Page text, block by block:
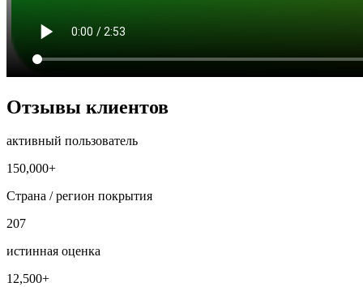
Отзывы клиентов
активный пользователь
150,000+
Страна / регион покрытия
207
истинная оценка
12,500+